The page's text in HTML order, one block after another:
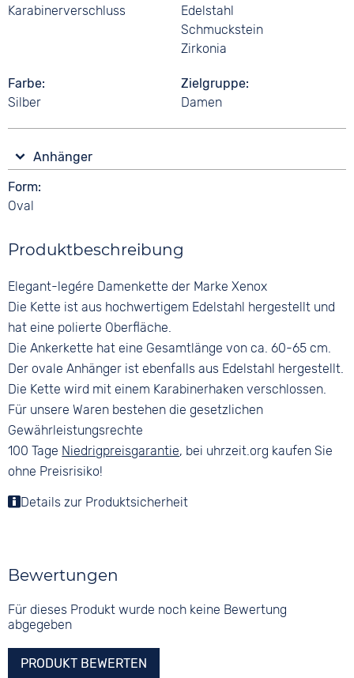
Karabinerverschluss
Edelstahl
Schmuckstein
Zirkonia
Farbe
Silber
Zielgruppe
Damen
Anhänger
Form
Oval
Produktbeschreibung
Elegant-legére Damenkette der Marke Xenox
Die Kette ist aus hochwertigem Edelstahl hergestellt und
hat eine polierte Oberfläche.
Die Ankerkette hat eine Gesamtlänge von ca. 60-65 cm.
Der ovale Anhänger ist ebenfalls aus Edelstahl hergestellt.
Die Kette wird mit einem Karabinerhaken verschlossen.
Für unsere Waren bestehen die gesetzlichen
Gewährleistungsrechte
100 Tage Niedrigpreisgarantie, bei uhrzeit.org kaufen Sie
ohne Preisrisiko!
Details zur Produktsicherheit
Bewertungen
Für dieses Produkt wurde noch keine Bewertung
abgegeben
PRODUKT BEWERTEN